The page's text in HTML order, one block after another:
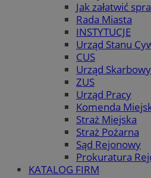
Jak załatwić
Rada Miasta
INSTYTUCJE
Urząd Stanu
CUS
Urząd Skarbowy
ZUS
Urząd Pracy
Komenda
Straż Miejska
Straż Pożarna
Sąd Rejonowy
Prokuratura
KATALOG FIRM